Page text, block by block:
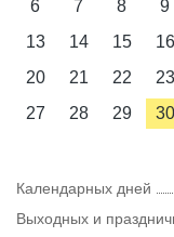
6
7 8 9
13
14 15 16
20
21 22 23
27
28 29 30
Календарных дней
Выходных и